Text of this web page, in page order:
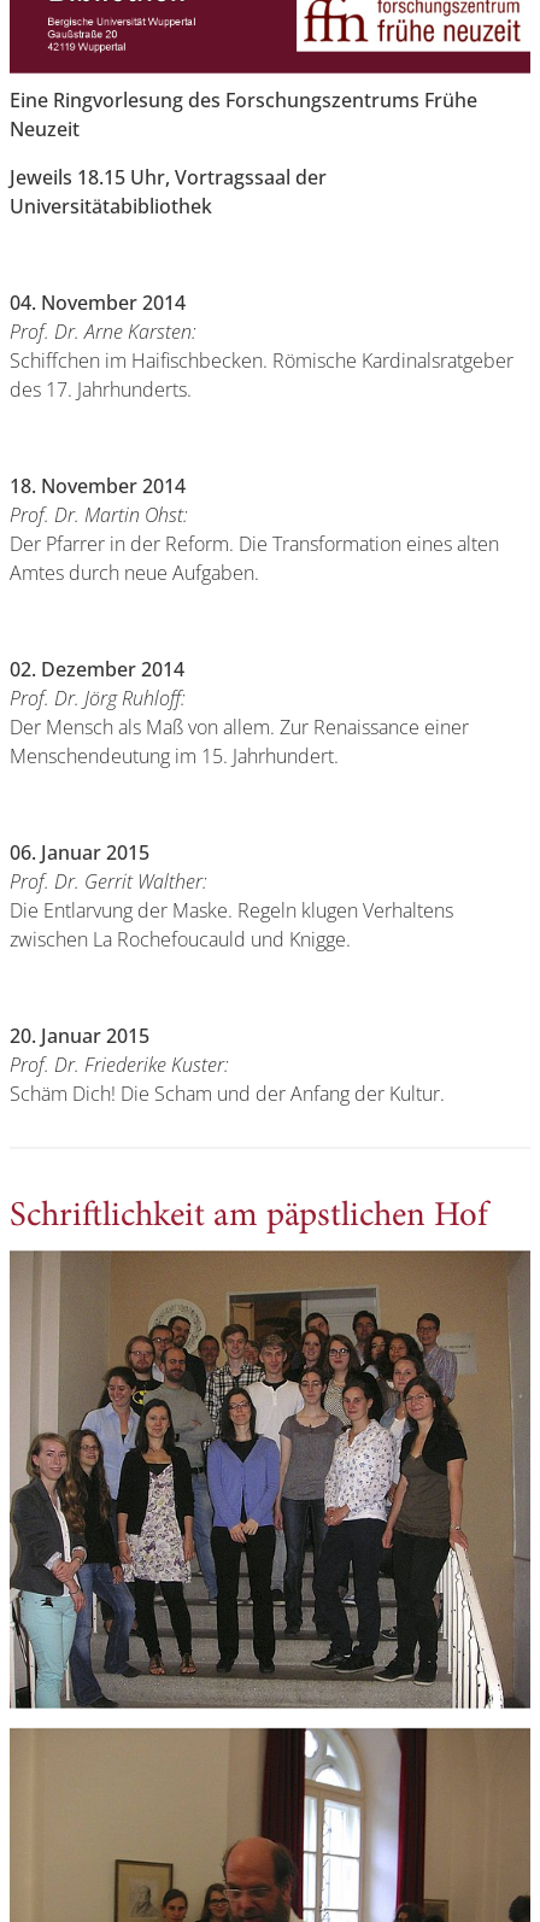
Eine Ringvorlesung des Forschungszentrums Frühe
Neuzeit
Jeweils 18.15 Uhr, Vortragssaal der
Universitätabibliothek
04. November 2014
Prof. Dr. Arne Karsten:
Schiffchen im Haifischbecken. Römische Kardinalsratgeber
des 17. Jahrhunderts.
18. November 2014
Prof. Dr. Martin Ohst:
Der Pfarrer in der Reform. Die Transformation eines alten
Amtes durch neue Aufgaben.
02. Dezember 2014
Prof. Dr. Jörg Ruhloff:
Der Mensch als Maß von allem. Zur Renaissance einer
Menschendeutung im 15. Jahrhundert.
06. Januar 2015
Prof. Dr. Gerrit Walther:
Die Entlarvung der Maske. Regeln klugen Verhaltens
zwischen La Rochefoucauld und Knigge.
20. Januar 2015
Prof. Dr. Friederike Kuster:
Schäm Dich! Die Scham und der Anfang der Kultur.
Schriftlichkeit am päpstlichen Hof